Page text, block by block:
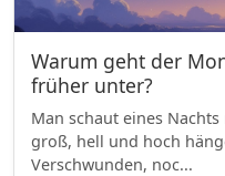
Warum geht der
früher unter?
Man schaut eines
groß, hell und hoch
Verschwunden, noc...